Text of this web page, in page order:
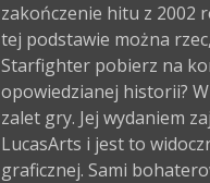
zakończenie hitu z 2002
tej podstawie można
Starfighter pobierz na
opowiedzianej historii?
zalet gry. Jej wydaniem
LucasArts i jest to
graficznej. Sami